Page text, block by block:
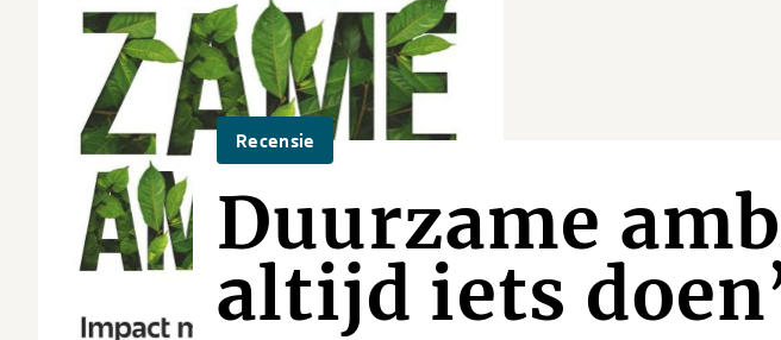
Recensie
Duurzame
altijd iets